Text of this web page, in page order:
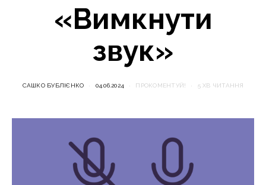
«Вимкнути
звук»
САШКО БУБЛІЄНКО 04.06.2024 ПРОКОМЕНТУЙ! 5 ХВ ЧИТАННЯ